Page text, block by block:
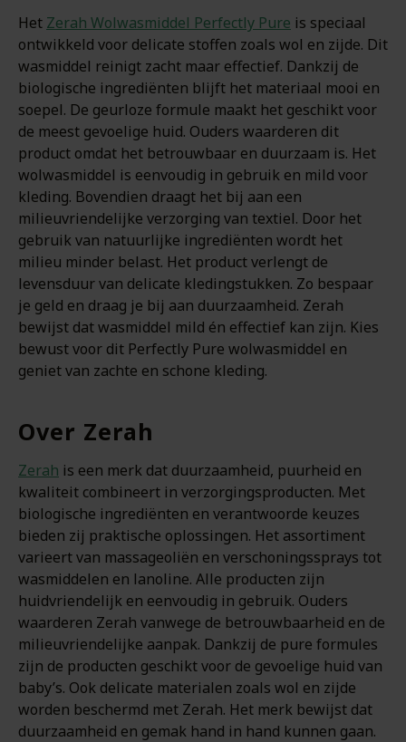
Het Zerah Wolwasmiddel Perfectly Pure is speciaal
ontwikkeld voor delicate stoffen zoals wol en zijde. Dit
wasmiddel reinigt zacht maar effectief. Dankzij de
biologische ingrediënten blijft het materiaal mooi en
soepel. De geurloze formule maakt het geschikt voor
de meest gevoelige huid. Ouders waarderen dit
product omdat het betrouwbaar en duurzaam is. Het
wolwasmiddel is eenvoudig in gebruik en mild voor
kleding. Bovendien draagt het bij aan een
milieuvriendelijke verzorging van textiel. Door het
gebruik van natuurlijke ingrediënten wordt het
milieu minder belast. Het product verlengt de
levensduur van delicate kledingstukken. Zo bespaar
je geld en draag je bij aan duurzaamheid. Zerah
bewijst dat wasmiddel mild én effectief kan zijn. Kies
bewust voor dit Perfectly Pure wolwasmiddel en
geniet van zachte en schone kleding.
Over Zerah
Zerah is een merk dat duurzaamheid, puurheid en
kwaliteit combineert in verzorgingsproducten. Met
biologische ingrediënten en verantwoorde keuzes
bieden zij praktische oplossingen. Het assortiment
varieert van massageoliën en verschoningssprays tot
wasmiddelen en lanoline. Alle producten zijn
huidvriendelijk en eenvoudig in gebruik. Ouders
waarderen Zerah vanwege de betrouwbaarheid en de
milieuvriendelijke aanpak. Dankzij de pure formules
zijn de producten geschikt voor de gevoelige huid van
baby’s. Ook delicate materialen zoals wol en zijde
worden beschermd met Zerah. Het merk bewijst dat
duurzaamheid en gemak hand in hand kunnen gaan.